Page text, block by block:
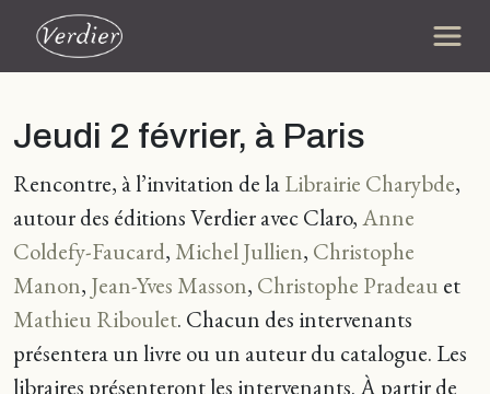
Jeudi 2 février, à Paris
Rencontre, à l’invitation de laLibrairie Charybde,
autour des éditions Verdier avec Claro,Anne
Coldefy-Faucard, Michel Jullien, Christophe
Manon, Jean-Yves Masson, Christophe Pradeau et
Mathieu Riboulet. Chacun des intervenants
présentera un livre ou un auteur du catalogue. Les
libraires présenteront les intervenants. À partir de